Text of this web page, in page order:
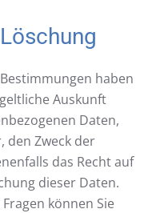
haben
Auskunft
Daten,
den Zweck der
das Recht auf
dieser Daten.
können Sie